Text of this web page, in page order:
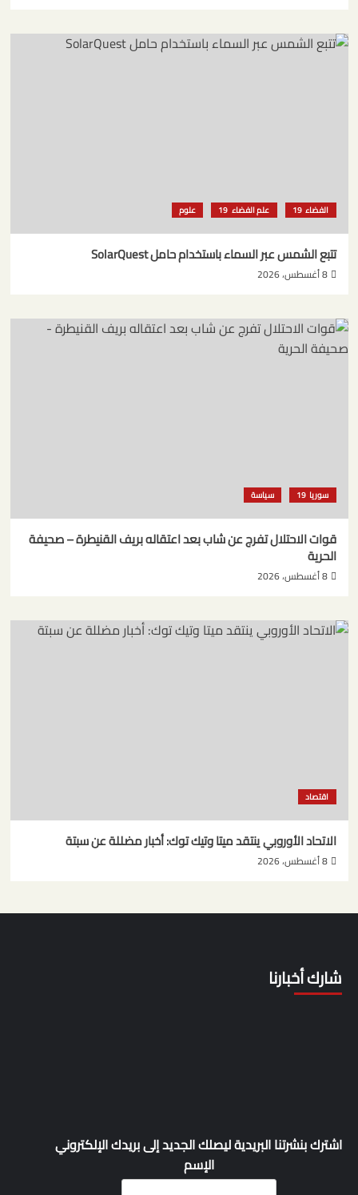
الفضاء علم الفضاء علوم
تتبع الشمس عبر السماء باستخدام حامل SolarQuest
8 أغسطس، 2026
سوريا سياسة
قوات الاحتلال تفرج عن شاب بعد اعتقاله بريف القنيطرة – صحيفة
الحرية
8 أغسطس، 2026
اقتصاد
الاتحاد الأوروبي ينتقد ميتا وتيك توك: أخبار مضللة عن سبتة
8 أغسطس، 2026
شارك أخبارنا
اشترك بنشرتنا البريدية ليصلك الجديد إلى بريدك الإلكتروني
الإسم